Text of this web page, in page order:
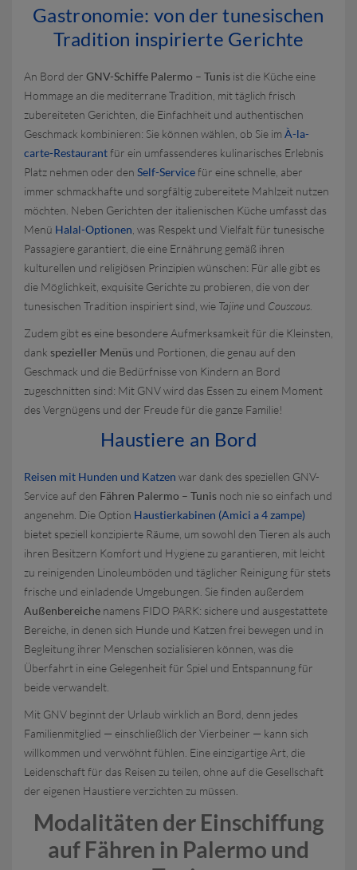
Gastronomie: von der tunesischen
Tradition inspirierte Gerichte
An Bord der GNV-Schiffe Palermo – Tunis ist die Küche eine
Hommage an die mediterrane Tradition, mit täglich frisch
zubereiteten Gerichten, die Einfachheit und authentischen
Geschmack kombinieren: Sie können wählen, ob Sie im À-la-
carte-Restaurantfür ein umfassenderes kulinarisches Erlebnis
Platz nehmen oder den Self-Servicefür eine schnelle, aber
immer schmackhafte und sorgfältig zubereitete Mahlzeit nutzen
möchten. Neben Gerichten der italienischen Küche umfasst das
Menü Halal-Optionen , was Respekt und Vielfalt für tunesische
Passagiere garantiert, die eine Ernährung gemäß ihren
kulturellen und religiösen Prinzipien wünschen: Für alle gibt es
die Möglichkeit, exquisite Gerichte zu probieren, die von der
tunesischen Tradition inspiriert sind, wie Tajine und Couscous
Zudem gibt es eine besondere Aufmerksamkeit für die Kleinsten,
dank spezieller Menüs und Portionen, die genau auf den
Geschmack und die Bedürfnisse von Kindern an Bord
zugeschnitten sind: Mit GNV wird das Essen zu einem Moment
des Vergnügens und der Freude für die ganze Familie!
Haustiere an Bord
Reisen mit Hunden und Katzen war dank des speziellen GNV-
Service auf den Fähren Palermo – Tunis noch nie so einfach und
angenehm. Die Option Haustierkabinen (Amici a 4 zampe)
bietet speziell konzipierte Räume, um sowohl den Tieren als auch
ihren Besitzern Komfort und Hygiene zu garantieren, mit leicht
zu reinigenden Linoleumböden und täglicher Reinigung für stets
frische und einladende Umgebungen. Sie finden außerdem
Außenbereiche namens FIDO PARK: sichere und ausgestattete
Bereiche, in denen sich Hunde und Katzen frei bewegen und in
Begleitung ihrer Menschen sozialisieren können, was die
Überfahrt in eine Gelegenheit für Spiel und Entspannung für
beide verwandelt.
Mit GNV beginnt der Urlaub wirklich an Bord, denn jedes
Familienmitglied — einschließlich der Vierbeiner — kann sich
willkommen und verwöhnt fühlen. Eine einzigartige Art, die
Leidenschaft für das Reisen zu teilen, ohne auf die Gesellschaft
der eigenen Haustiere verzichten zu müssen.
Modalitäten der Einschiffung
auf Fähren in Palermo und